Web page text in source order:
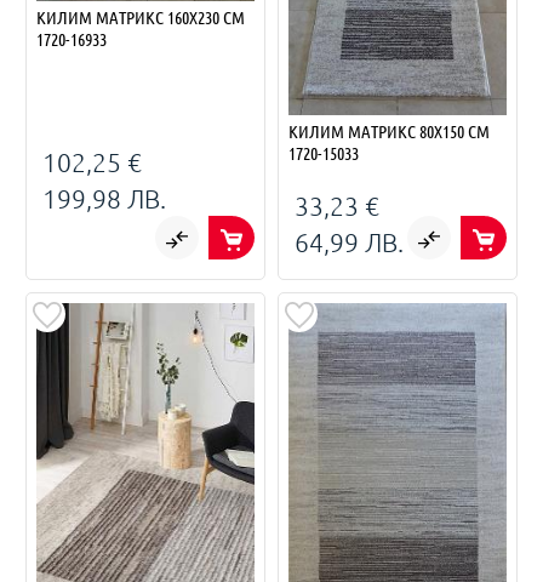
КИЛИМ МАТРИКС 160Х230 СМ
1720-16933
102,25 €
199,98 ЛВ.
КИЛИМ МАТРИКС 80Х150 СМ
1720-15033
33,23 €
64,99 ЛВ.